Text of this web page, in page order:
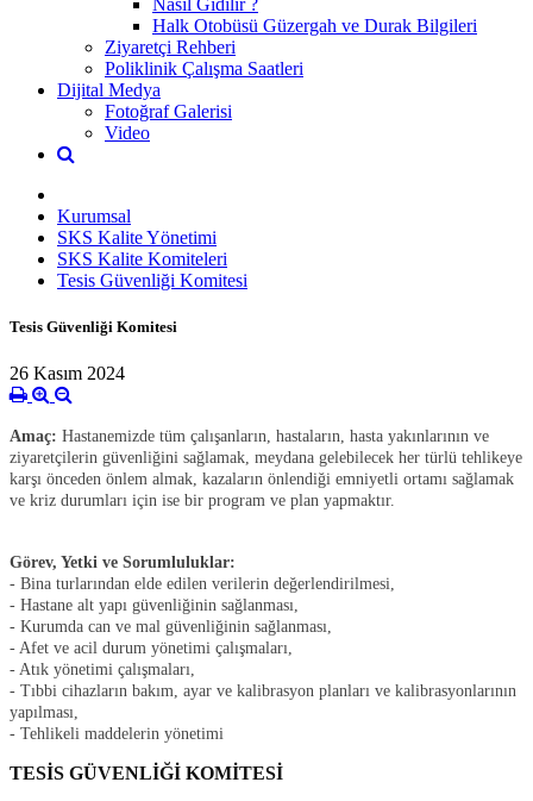
Halk Otobüsü Güzergah ve Durak Bilgileri
Ziyaretçi Rehberi
Poliklinik Çalışma Saatleri
Dijital Medya
Fotoğraf Galerisi
Video
Kurumsal
SKS Kalite Yönetimi
SKS Kalite Komiteleri
Tesis Güvenliği Komitesi
Tesis Güvenliği Komitesi
26 Kasım 2024
Amaç: Hastanemizde tüm çalışanların, hastaların, hasta yakınlarının ve
ziyaretçilerin güvenliğini sağlamak, meydana gelebilecek her türlü tehlikeye
karşı önceden önlem almak, kazaların önlendiği emniyetli ortamı sağlamak
ve kriz durumları için ise bir program ve plan yapmaktır.
Görev, Yetki ve Sorumluluklar:
- Bina turlarından elde edilen verilerin değerlendirilmesi,
- Hastane alt yapı güvenliğinin sağlanması,
- Kurumda can ve mal güvenliğinin sağlanması,
- Afet ve acil durum yönetimi çalışmaları,
- Atık yönetimi çalışmaları,
- Tıbbi cihazların bakım, ayar ve kalibrasyon planları ve kalibrasyonlarının
yapılması,
- Tehlikeli maddelerin yönetimi
TESİS GÜVENLİĞİ KOMİTESİ